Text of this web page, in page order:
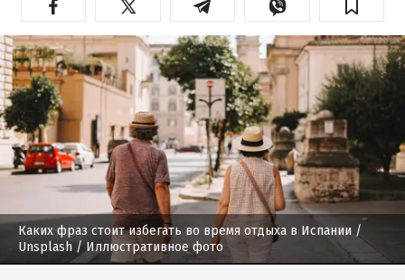
Каких фраз стоит избегать во время отдыха в Испании /
Unsplash / Иллюстративное фото